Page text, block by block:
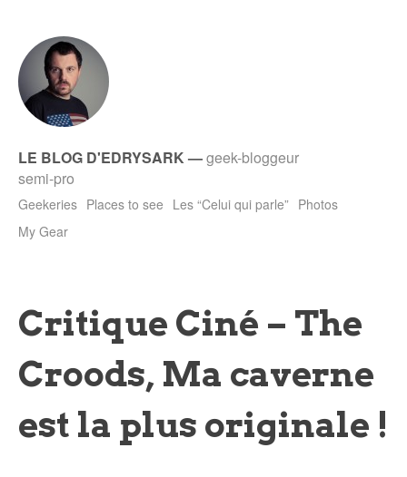
LE BLOG D'EDRYSARK—geek-bloggeur
semi-pro
Geekeries Places to see Les “Celui qui parle” Photos
My Gear
Critique Ciné – The
Croods, Ma caverne
est la plus originale !